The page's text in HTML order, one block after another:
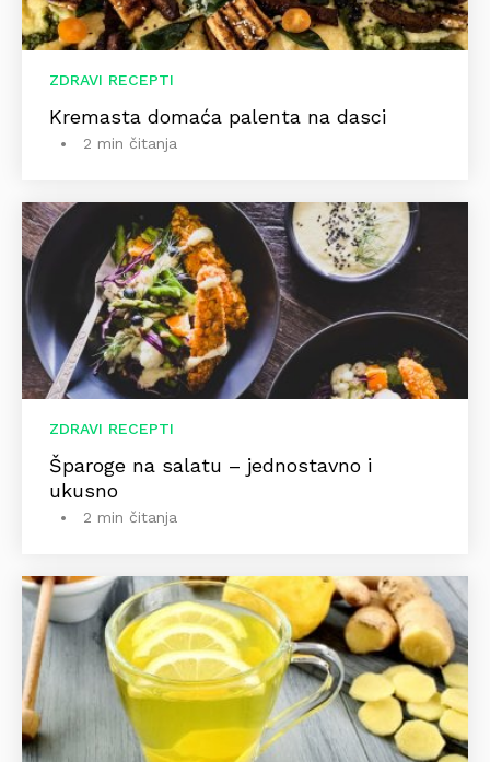
ZDRAVI RECEPTI
Kremasta domaća palenta na dasci
2 min čitanja
ZDRAVI RECEPTI
Šparoge na salatu – jednostavno i
ukusno
2 min čitanja